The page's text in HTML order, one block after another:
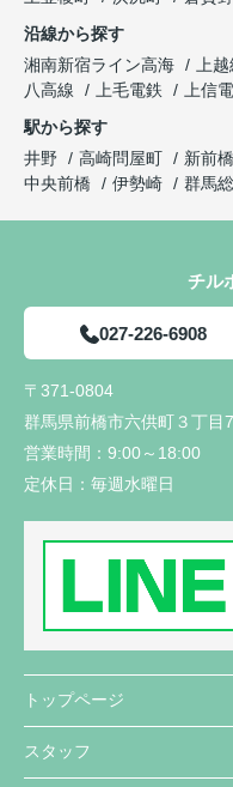
沿線から探す
湘南新宿ライン高海
上越
八高線
上毛電鉄 上信
駅から探す
井野
高崎問屋町 新前橋
中央前橋
伊勢崎 群馬
チル
027-226-6908
〒371-0804
群馬県前橋市六供町３丁目
営業時間： 9:00～18:00
定休日： 毎週水曜日
トップページ
スタッフ